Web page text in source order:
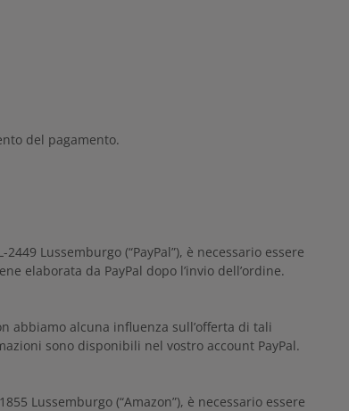
del pagamento.
Lussemburgo (“PayPal”), è necessario essere
elaborata da PayPal dopo l’invio dell’ordine.
abbiamo alcuna influenza sull’offerta di tali
sono disponibili nel vostro account PayPal.
Lussemburgo (“Amazon”), è necessario essere